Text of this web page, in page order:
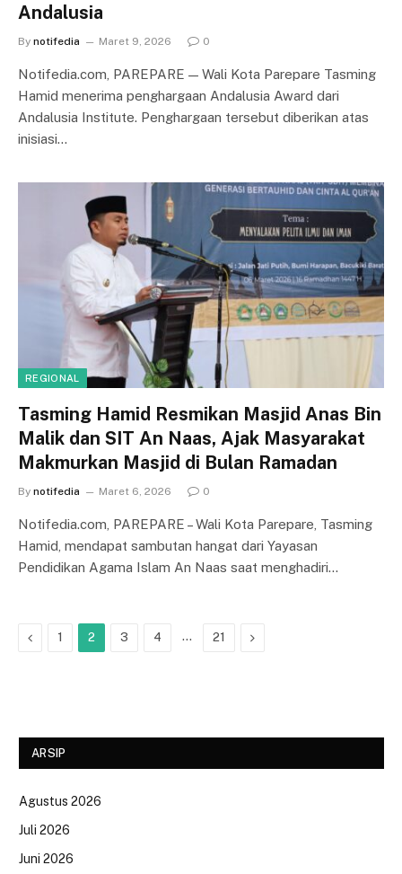
Andalusia
By notifedia Maret 9, 2026 0
Notifedia.com, PAREPARE — Wali Kota Parepare Tasming
Hamid menerima penghargaan Andalusia Award dari
Andalusia Institute. Penghargaan tersebut diberikan atas
inisiasi…
REGIONAL
Tasming Hamid Resmikan Masjid Anas Bin
Malik dan SIT An Naas, Ajak Masyarakat
Makmurkan Masjid di Bulan Ramadan
By notifedia Maret 6, 2026 0
Notifedia.com, PAREPARE – Wali Kota Parepare, Tasming
Hamid, mendapat sambutan hangat dari Yayasan
Pendidikan Agama Islam An Naas saat menghadiri…
Previous
1 2 3 4 … 21 Next
ARSIP
Agustus 2026
Juli 2026
Juni 2026